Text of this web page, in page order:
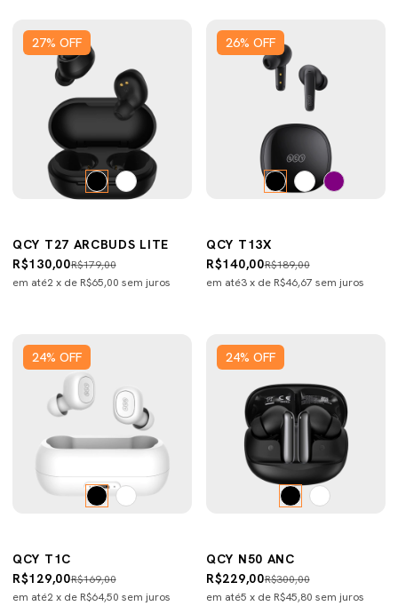
27% OFF
QCY T27 ARCBUDS LITE
R$179,00
R$130,00
em até2x de R$65,00 sem juros
26% OFF
QCY T13X
R$189,00
R$140,00
em até3x de R$46,67 sem juros
24% OFF
QCY T1C
R$169,00
R$129,00
em até2x de R$64,50 sem juros
24% OFF
QCY N50 ANC
R$300,00
R$229,00
em até5 x de R$45,80 sem juros